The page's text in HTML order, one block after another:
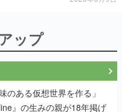
ップ
のある仮想世界を作る」
』の生みの親が18年掲げ